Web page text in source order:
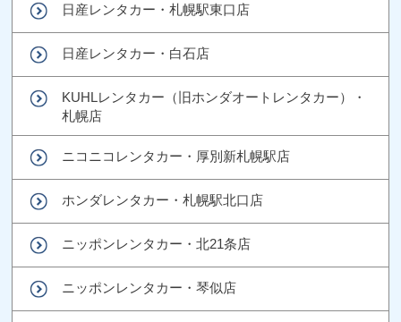
日産レンタカー・札幌駅東口店
日産レンタカー・白石店
KUHLレンタカー（旧ホンダオートレンタカー）・
札幌店
ニコニコレンタカー・厚別新札幌駅店
ホンダレンタカー・札幌駅北口店
ニッポンレンタカー・北21条店
ニッポンレンタカー・琴似店